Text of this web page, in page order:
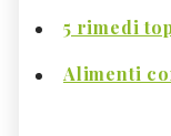
5 rimedi
Alimenti